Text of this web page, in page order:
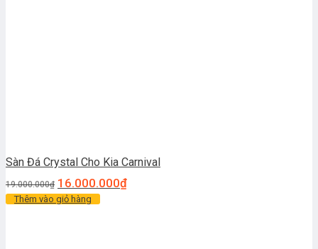
Sàn Đá Crystal Cho Kia Carnival
19.000.000₫ 16.000.000₫
Thêm vào giỏ hàng